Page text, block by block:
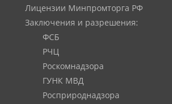
Лицензии Минпромторга РФ
Заключения и разрешения:
ФСБ
РЧЦ
Роскомнадзора
ГУНК МВД
Росприроднадзора